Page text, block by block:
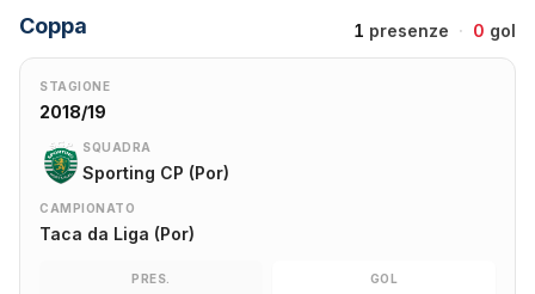
Coppa 1 presenze · 0 gol
STAGIONE
2018/19
SQUADRA
Sporting CP (Por)
CAMPIONATO
Taca da Liga (Por)
PRES. GOL